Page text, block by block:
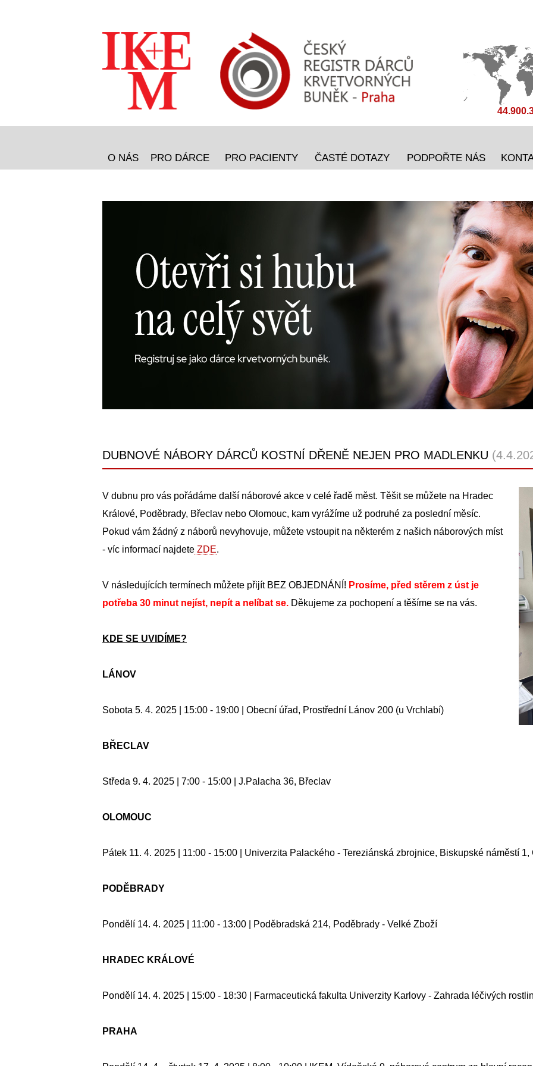
O NÁS PRO DÁRCE PRO PACIENTY ČASTÉ DOTAZY PODPOŘTE NÁS
DUBNOVÉ NÁBORY DÁRCŮ KOSTNÍ DŘENĚ NEJEN PRO MADLENKU
V dubnu pro vás pořádáme další náborové akce v celé řadě měst. Těšit se můžete na Hradec
Králové, Poděbrady, Břeclav nebo Olomouc, kam vyrážíme už podruhé za poslední měsíc.
Pokud vám žádný z náborů nevyhovuje, můžete vstoupit na některém z našich náborových míst
- víc informací najdete ZDE.
V následujících termínech můžete přijít BEZ OBJEDNÁNÍ! Prosíme, před stěrem z úst je
potřeba 30 minut nejíst, nepít a nelíbat se. Děkujeme za pochopení a těšíme se na vás.
KDE SE UVIDÍME?
LÁNOV
Sobota 5. 4. 2025 | 15:00 - 19:00 | Obecní úřad, Prostřední Lánov 200 (u Vrchlabí)
BŘECLAV
Středa 9. 4. 2025 | 7:00 - 15:00 | J.Palacha 36, Břeclav
OLOMOUC
Pátek 11. 4. 2025 | 11:00 - 15:00 | Univerzita Palackého - Tereziánská zbrojnice, Biskupské náměstí 1,
PODĚBRADY
Pondělí 14. 4. 2025 | 11:00 - 13:00 | Poděbradská 214, Poděbrady - Velké Zboží
HRADEC KRÁLOVÉ
Pondělí 14. 4. 2025 | 15:00 - 18:30 | Farmaceutická fakulta Univerzity Karlovy - Zahrada léčivých
PRAHA